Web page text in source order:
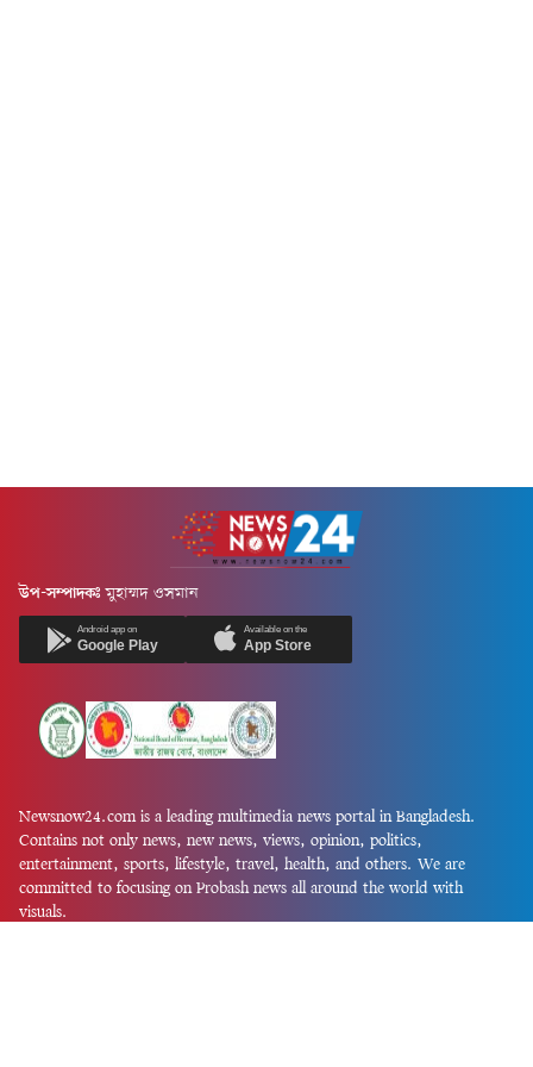
উপ-সম্পাদকঃ মুহাম্মদ ওসমান
Android app on
Google Play
Available on the
App Store
Newsnow24.com is a leading multimedia news portal in Bangladesh.
Contains not only news, new news, views, opinion, politics,
entertainment, sports, lifestyle, travel, health, and others. We are
committed to focusing on Probash news all around the world with
visuals.